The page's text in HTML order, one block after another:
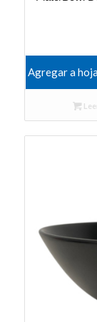
Agregar a